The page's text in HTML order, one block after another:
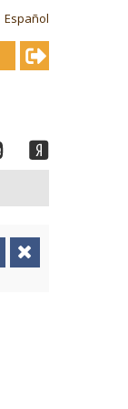
Español